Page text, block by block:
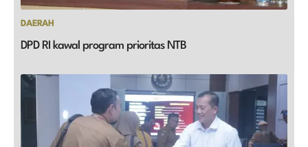
DAERAH
DPD RI kawal program prioritas NTB